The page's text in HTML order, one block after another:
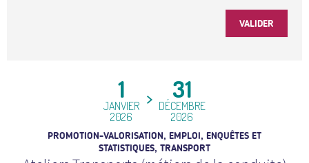
1
JANVIER
2026
31
DÉCEMBRE
2026
PROMOTION-VALORISATION, EMPLOI, ENQUÊTES ET
STATISTIQUES, TRANSPORT